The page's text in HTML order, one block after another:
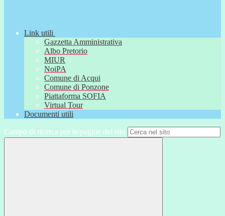
Link utili
Gazzetta Amministrativa
Albo Pretorio
MIUR
NoiPA
Comune di Acqui
Comune di Ponzone
Piattaforma SOFIA
Virtual Tour
Documenti utili
Campo di ricerca per le pagine del sito